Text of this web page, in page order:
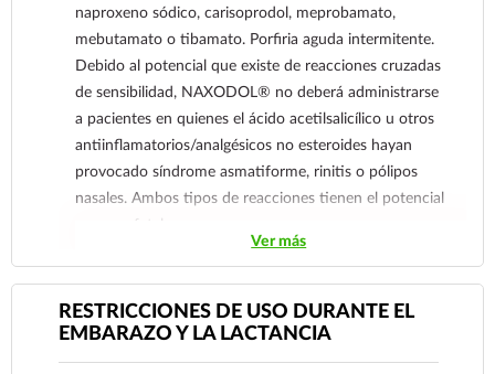
naproxeno sódico, carisoprodol, meprobamato,
mebutamato o tibamato. Porfiria aguda intermitente.
Debido al potencial que existe de reacciones cruzadas
de sensibilidad, NAXODOL® no deberá administrarse
a pacientes en quienes el ácido acetilsalicílico u otros
antiinflamatorios/analgésicos no esteroides hayan
provocado síndrome asmatiforme, rinitis o pólipos
nasales. Ambos tipos de reacciones tienen el potencial
para ser fatales.
NAXODOL® está contraindicado en pacientes con
gastrointestinal; relacionadas con terapias previas con
antiinflamatorios no esteroides. Actividad o
Ver más
RESTRICCIONES DE USO DURANTE EL
EMBARAZO Y LA LACTANCIA